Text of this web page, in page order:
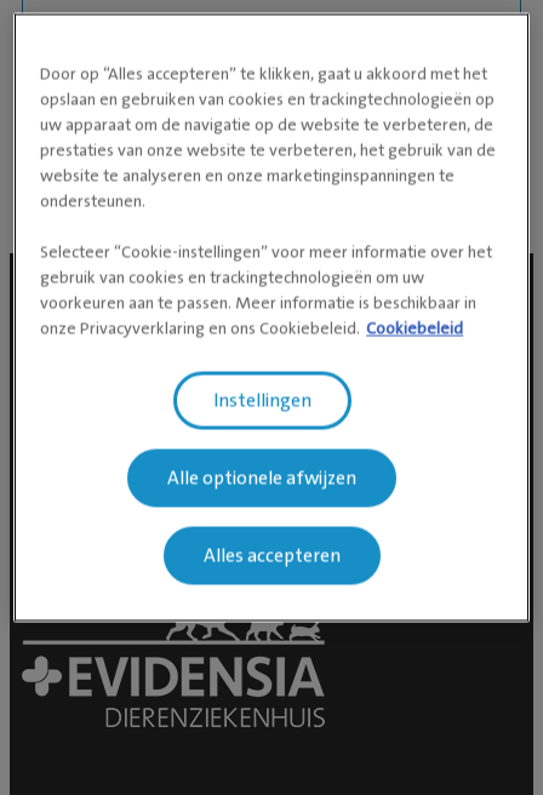
Veterinary Technician Specialist noemen in de
november 2017 is hij werkzaam voor Evidensia waar
hij voor de Evidensia Academy en in de verschillende
dierenziekenhuizen werkt.
Social media
Door op “Alles accepteren” te klikken, gaat u akkoord met het
opslaan en gebruiken van cookies en trackingtechnologieën op
uw apparaat om de navigatie op de website te verbeteren, de
prestaties van onze website te verbeteren, het gebruik van de
website te analyseren en onze marketinginspanningen te
ondersteunen.
Selecteer “Cookie-instellingen” voor meer informatie over het
gebruik van cookies en trackingtechnologieën om uw
voorkeuren aan te passen. Meer informatie is beschikbaar in
onze Privacyverklaring en ons Cookiebeleid. Cookiebeleid
Instellingen
Alle optionele afwijzen
Alles accepteren